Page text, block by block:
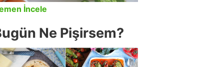
İncele
Ne Pişirsem?